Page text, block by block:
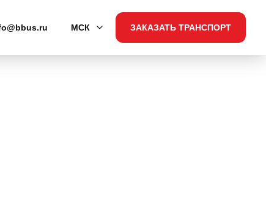
МСК ЗАКАЗАТЬ ТРАНСПОРТ